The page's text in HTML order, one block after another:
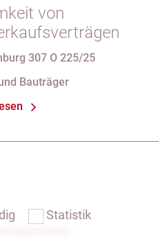
von
307 O 225/25
Bauträger
Statistik